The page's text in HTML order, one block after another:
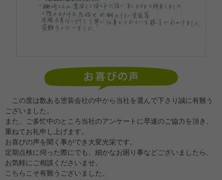
この度は数ある塗装会社の中から当社を選んで下さり誠に有難う
ございました。
また、ご多忙中のところ当社のアンケートに早速のご協力を頂き、
重ねてお礼申し上げます。
お喜びの声を聞く事ができ大変光栄です。
定期点検に伺った際にでも、細かなお困り事などございましたら、
お気軽にご相談くださいませ。
こちらこそ有難うございました。